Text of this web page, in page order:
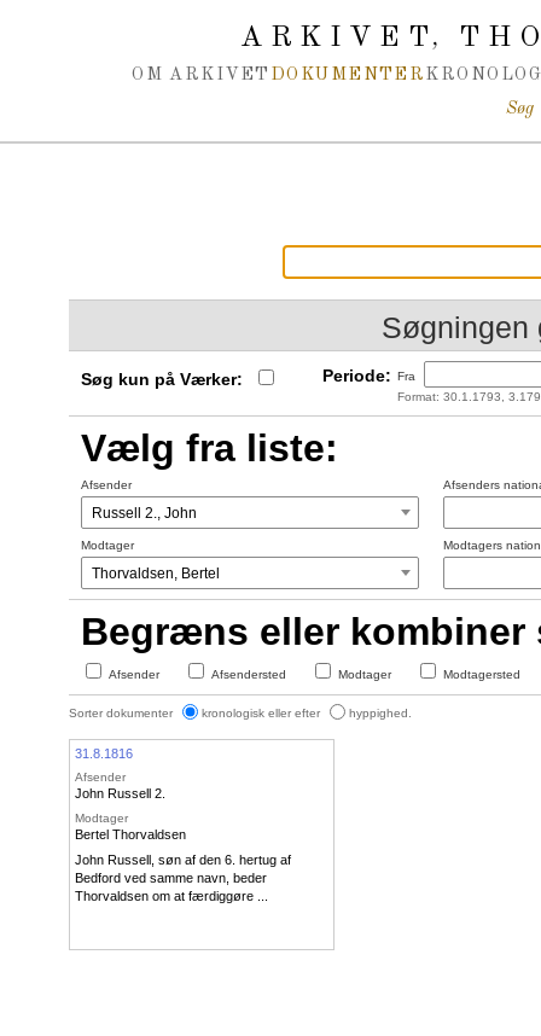
ARKIVET,
OM ARKIVET DOKUMENTER
Søg
Søgningen
Søg kun på Værker: Periode: Fra
Format: 30.1.1793,
Vælg fra liste:
Afsender Afsenders
Modtager Modtagers
Begræns eller kombiner
Afsender Afsendersted Modtager Modtagersted
Sorter dokumenter kronologisk eller efter hyppighed.
31.8.1816
Afsender
John Russell 2.
Modtager
Bertel Thorvaldsen
John Russell, søn af den 6. hertug af
Bedford ved samme navn, beder
Thorvaldsen om at færdiggøre ...